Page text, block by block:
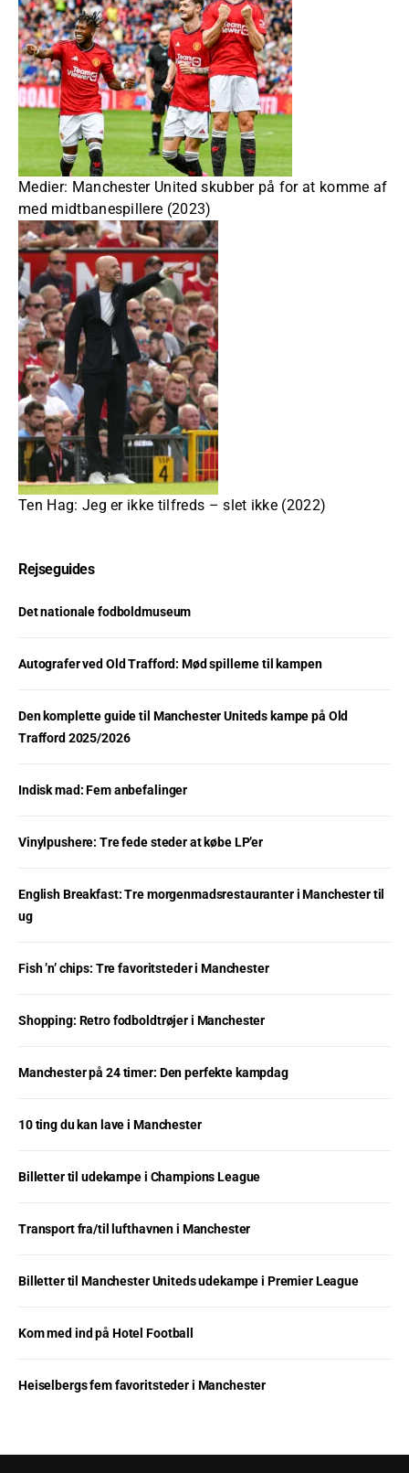
Medier: Manchester United skubber på for at komme af
med midtbanespillere (2023)
Ten Hag: Jeg er ikke tilfreds – slet ikke (2022)
Rejseguides
Det nationale fodboldmuseum
Autografer ved Old Trafford: Mød spillerne til kampen
Den komplette guide til Manchester Uniteds kampe på Old
Trafford 2025/2026
Indisk mad: Fem anbefalinger
Vinylpushere: Tre fede steder at købe LP’er
English Breakfast: Tre morgenmadsrestauranter i Manchester til
ug
Fish ’n’ chips: Tre favoritsteder i Manchester
Shopping: Retro fodboldtrøjer i Manchester
Manchester på 24 timer: Den perfekte kampdag
10 ting du kan lave i Manchester
Billetter til udekampe i Champions League
Transport fra/til lufthavnen i Manchester
Billetter til Manchester Uniteds udekampe i Premier League
Kom med ind på Hotel Football
Heiselbergs fem favoritsteder i Manchester